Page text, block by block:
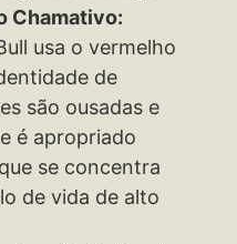
Chamativo:
usa o vermelho
de
são ousadas e
é apropriado
se concentra
de vida de alto